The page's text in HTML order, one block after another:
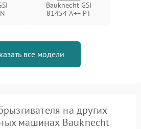
Bauknecht GSI
81454 A++ PT
все модели
на других
машинах Bauknecht